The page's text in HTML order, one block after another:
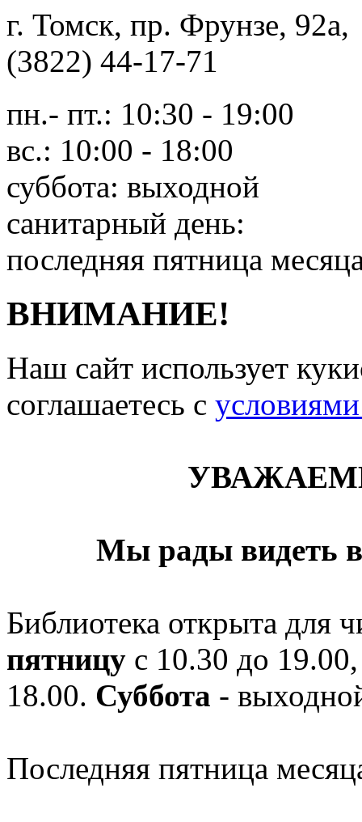
г. Томск, пр. Фрунзе,
(3822) 44-17-71
пн.- пт.: 10:30 - 19:00
вс.: 10:00 - 18:00
суббота: выходной
санитарный день:
последняя пятница
ВНИМАНИЕ!
Наш сайт использует
соглашаетесь c
Мы рады видеть
Библиотека открыта для
пятницу с 10.30 до
18.00. Суббота -
Последняя пятница